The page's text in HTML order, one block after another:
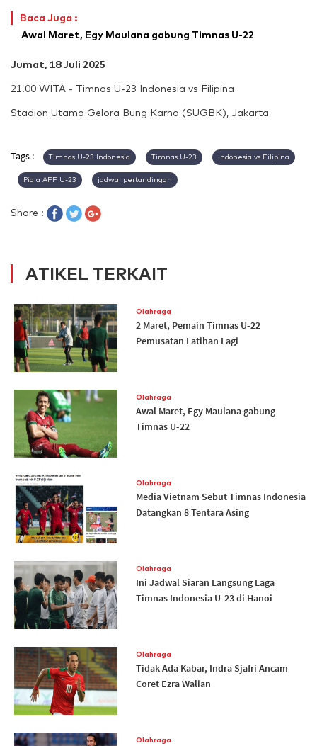
Baca Juga :
Awal Maret, Egy Maulana gabung Timnas U-22
Jumat, 18 Juli 2025
21.00 WITA - Timnas U-23 Indonesia vs Filipina
Stadion Utama Gelora Bung Karno (SUGBK), Jakarta
Tags : Timnas U-23 Indonesia Timnas U-23 Indonesia vs Filipina
Piala AFF U-23 jadwal pertandingan
Share :
ATIKEL TERKAIT
Olahraga
2 Maret, Pemain Timnas U-22
Pemusatan Latihan Lagi
Olahraga
Awal Maret, Egy Maulana gabung
Timnas U-22
Olahraga
Media Vietnam Sebut Timnas Indonesia
Datangkan 8 Tentara Asing
Olahraga
Ini Jadwal Siaran Langsung Laga
Timnas Indonesia U-23 di Hanoi
Olahraga
Tidak Ada Kabar, Indra Sjafri Ancam
Coret Ezra Walian
Olahraga